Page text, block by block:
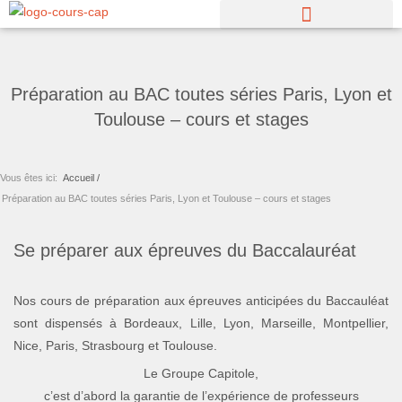
Aller
au
Préparation au BAC toutes séries Paris, Lyon et
Toulouse – cours et stages
Vous êtes ici: Accueil /
Préparation au BAC toutes séries Paris, Lyon et Toulouse – cours et stages
Se préparer aux épreuves du Baccalauréat
Nos cours de préparation aux épreuves anticipées du Baccauléat
sont dispensés à Bordeaux, Lille, Lyon, Marseille, Montpellier,
Nice, Paris, Strasbourg et Toulouse.
Le Groupe Capitole,
c’est d’abord la garantie de l’expérience de professeurs